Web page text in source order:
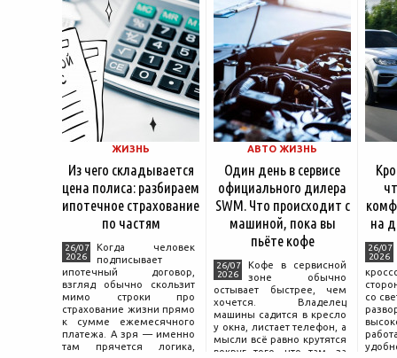
ЖИЗНЬ
Из чего складывается
цена полиса: разбираем
ипотечное страхование
по частям
26/07
2026
Когда человек
подписывает
ипотечный договор,
взгляд обычно скользит
мимо строки про
страхование жизни прямо
к сумме ежемесячного
платежа. А зря — именно
там прячется логика,
АВТО ЖИЗНЬ
Один день в сервисе
официального дилера
SWM. Что происходит с
машиной, пока вы
пьёте кофе
26/07
2026
Кофе в сервисной
зоне обычно
остывает быстрее, чем
хочется. Владелец
машины садится в кресло
у окна, листает телефон, а
мысли всё равно крутятся
вокруг того, что там, за
на
26/07
2026
со